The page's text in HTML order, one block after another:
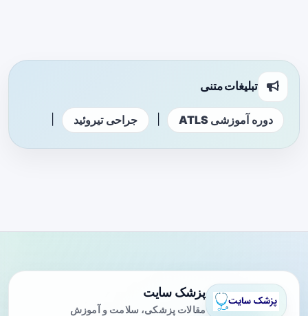
تبلیغات متنی
دوره آموزشی ATLS جراحی تیروئید
پزشک سایت
مقالات پزشکی، سلامت و آموزش